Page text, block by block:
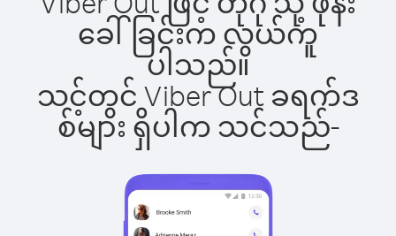
ခေါ်ခြင်းက လွယ်ကူ
ပါသည်။
သင့်တွင် Viber Out ခရက်ဒ
စ်များ ရှိပါက သင်သည်-